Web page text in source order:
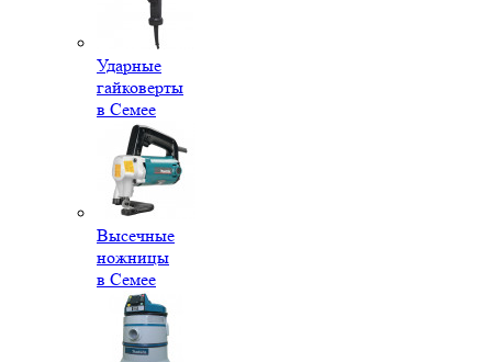
Ударные
гайковерты
в Семее
Высечные
ножницы
в Семее